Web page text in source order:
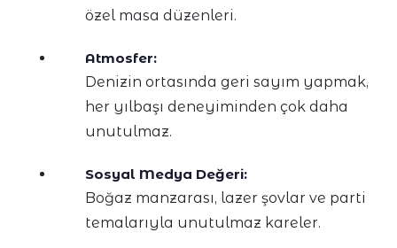
özel masa düzenleri.
Atmosfer:
Denizin ortasında geri sayım yapmak,
her yılbaşı deneyiminden çok daha
unutulmaz.
Sosyal Medya Değeri:
Boğaz manzarası, lazer şovlar ve parti
temalarıyla unutulmaz kareler.